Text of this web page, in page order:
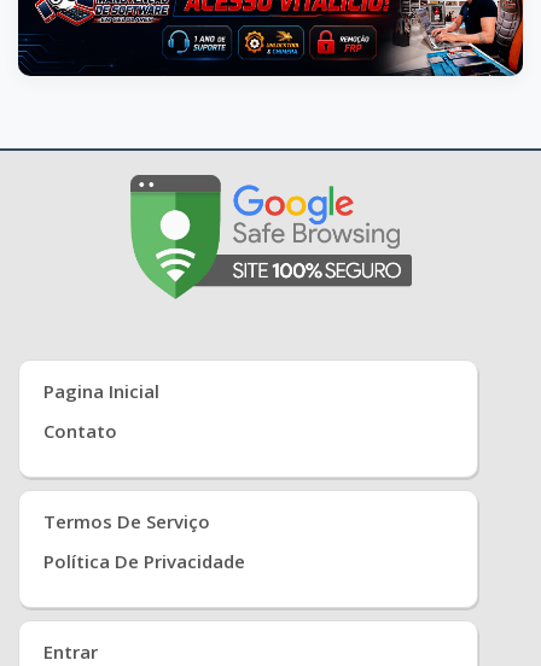
Pagina Inicial
Contato
Termos De Serviço
Política De Privacidade
Entrar